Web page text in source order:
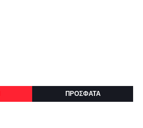
ΠΡΟΣΦΑΤΑ